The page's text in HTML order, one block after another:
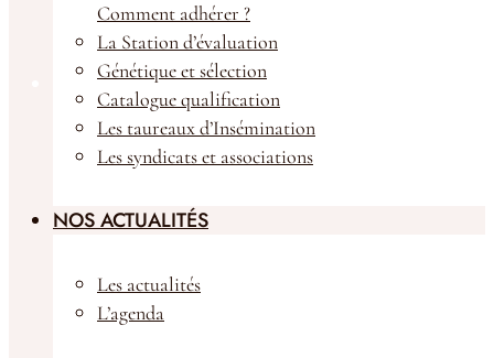
Boutique
Comment adhérer ?
La Station d’évaluation
Génétique et sélection
Catalogue qualification
Les taureaux d’Insémination
Les syndicats et associations
NOS ACTUALITÉS
Les actualités
L’agenda